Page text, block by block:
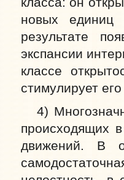
новых единиц
результате
экспансии
классе
стимулирует
4)
происходящих
движений. В